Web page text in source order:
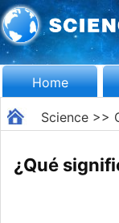
Home
Science>>
¿Qué